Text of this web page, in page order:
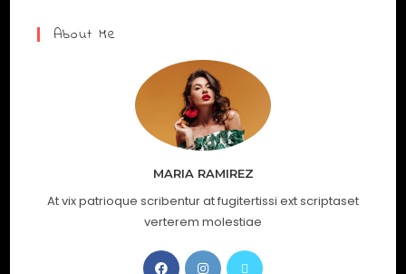
About Me
MARIA RAMIREZ
At vix patrioque scribentur at fugitertissi ext scriptaset
verterem molestiae